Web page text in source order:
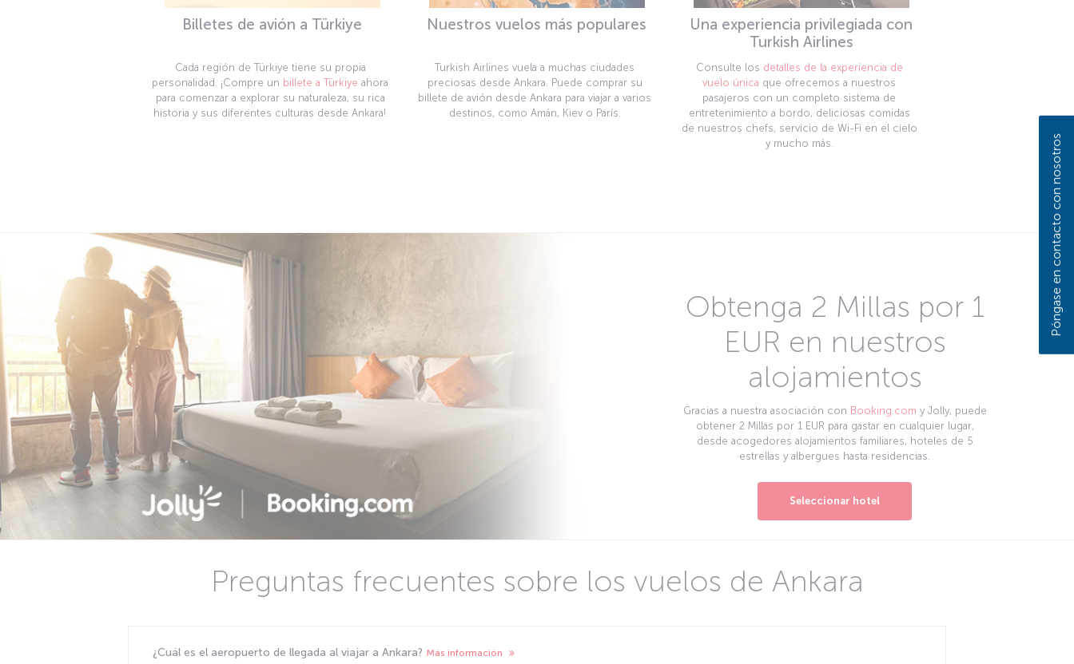
Billetes de avión a Türkiye
Cada región de Türkiye tiene su propia
personalidad. ¡Compre un billete a Türkiye ahora
para comenzar a explorar su naturaleza, su rica
historia y sus diferentes culturas desde Ankara!
Nuestros vuelos más populares
Turkish Airlines vuela a muchas ciudades
preciosas desde Ankara. Puede comprar su
billete de avión desde Ankara para viajar a varios
destinos, como Amán, Kiev o París.
Una experiencia privilegiada con
Turkish Airlines
Consulte los detalles de la experiencia de
vuelo única que ofrecemos a nuestros
pasajeros con un completo sistema de
entretenimiento a bordo, deliciosas comidas
de nuestros chefs, servicio de Wi-Fi en el cielo
y mucho más.
Obtenga 2 Millas por 1
EUR en nuestros
alojamientos
Gracias a nuestra asociación con Booking.com y Jolly, puede
obtener 2 Millas por 1 EUR para gastar en cualquier lugar,
desde acogedores alojamientos familiares, hoteles de 5
estrellas y albergues hasta residencias.
Seleccionar hotel
Preguntas frecuentes sobre los vuelos de Ankara
¿Cuál es el aeropuerto de llegada al viajar a Ankara? Más información
Póngase en contacto con nosotros